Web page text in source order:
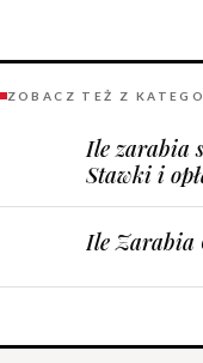
ZOBACZ TEŻ Z
Ile zarabia
Stawki i
Ile Zarabia